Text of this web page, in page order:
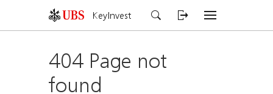
KeyInvest
404 Page not
found